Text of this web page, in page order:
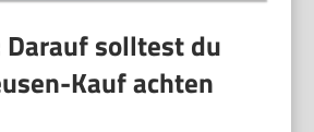
Darauf solltest du
Kauf achten